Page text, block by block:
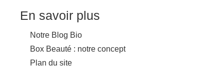
En savoir plus
Notre Blog Bio
Box Beauté : notre concept
Plan du site